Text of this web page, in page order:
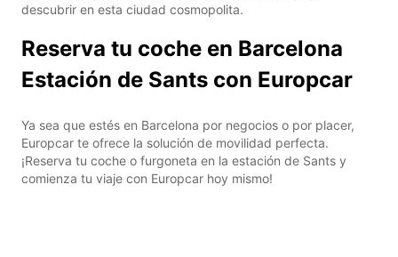
descubrir en esta ciudad cosmopolita.
Reserva tu coche en Barcelona
Estación de Sants con Europcar
Ya sea que estés en Barcelona por negocios o por placer,
Europcar te ofrece la solución de movilidad perfecta.
¡Reserva tu coche o furgoneta en la estación de Sants y
comienza tu viaje con Europcar hoy mismo!